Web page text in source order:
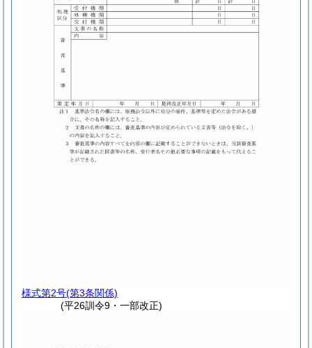
様式第2号(第3条関係)
(平26訓令9・一部改正)